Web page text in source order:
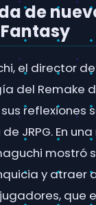
de
el director
del Remake
reflexiones
JRPG. En
mostró
y atraer
que